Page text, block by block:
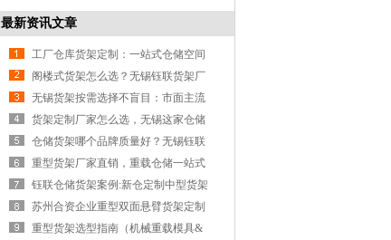
最新资讯文章
工厂仓库货架定制：一站式仓储空间
选无锡钰联工业货架
阁楼式货架怎么选？无锡钰联货架厂
家教你如何避坑
无锡货架按需选择不盲目：市面主流
品牌货架优缺点大盘点
货架定制厂家怎么选，无锡这家仓储
货架工厂夯爆了！
仓储货架哪个品牌质量好？无锡钰联
货架企业选购不踩坑
重型货架厂家直销，重载仓储一站式
解决：无锡钰联货架
钰联仓储货架案例:新仓定制中型货架
高效交付获客户认可
苏州合资企业重型双面悬臂货架定制
落地案例
重型货架选型指南（机械重载模具&